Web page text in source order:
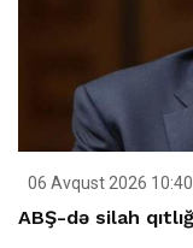
06 Avqust 2026 10:40
ABŞ-də silah